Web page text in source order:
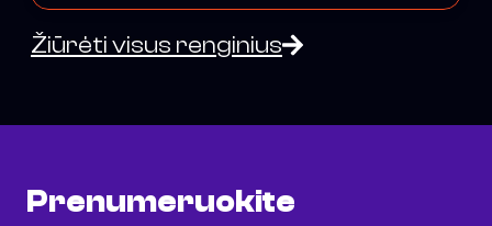
Žiūrėti visus renginius
Prenumeruokite